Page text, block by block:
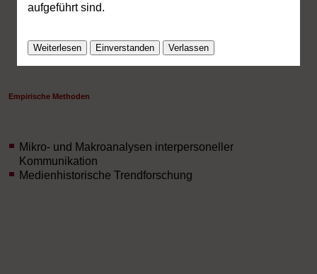
Empirische Methoden
Mikro- und Makroanalysen interpersoneller
Kommunikation
Medienhistorische Trendforschung
aufgeführt sind.
Weiterlesen Einverstanden Verlassen